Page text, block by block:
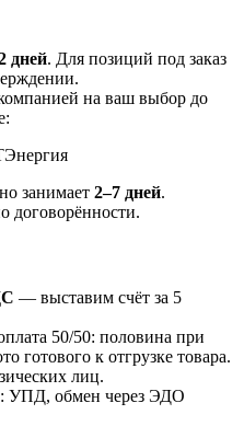
дней. Для позиций под заказ
на ваш выбор до
Энергия
занимает 2–7 дней.
— выставим счёт за 5
50/50: половина при
готового к отгрузке товара.
лиц.
УПД, обмен через ЭДО